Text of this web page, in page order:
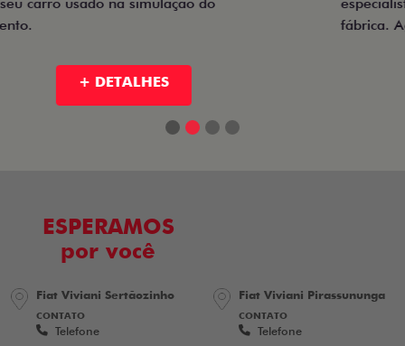
fábrica. Agende a sua agora mesmo!
+ DETALHES
ESPERAMOS
por você
Fiat Viviani Sertãozinho
CONTATO
Telefone
Fiat Viviani Pirassununga
CONTATO
Telefone